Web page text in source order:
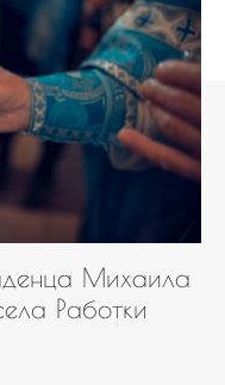
Михаила
Работки